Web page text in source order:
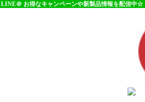
LINE＠ お得なキャンペーンや新製品情報を配信中☆